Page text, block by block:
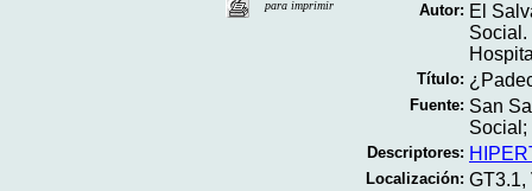
para imprimir Autor: El
Social.
Título:
Fuente: San
Social;
Descriptores:
Localización: GT3.1,